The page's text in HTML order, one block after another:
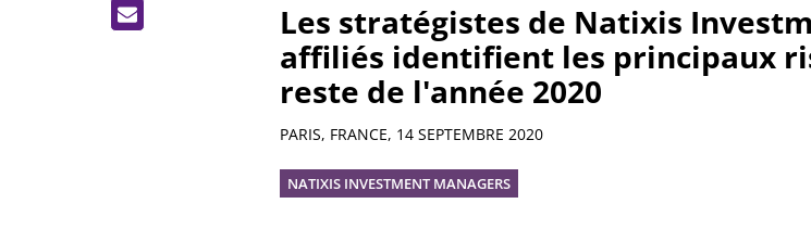
Les stratégistes de Natixis
affiliés identifient les principaux
reste de l'année 2020
Résumé
PARIS, FRANCE, 14 SEPTEMBRE 2020
NATIXIS INVESTMENT MANAGERS